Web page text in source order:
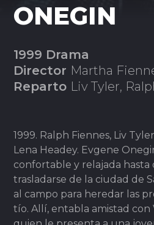
ONEGIN
1999 Drama
Director Martha
Reparto Liv Tyler,
1999. Ralph Fiennes, Liv
Lena Headey. Evgene
confortable y relajada hasta
trasladarse de la ciudad de
al campo para heredar las
tío. Allí, entabla amistad con